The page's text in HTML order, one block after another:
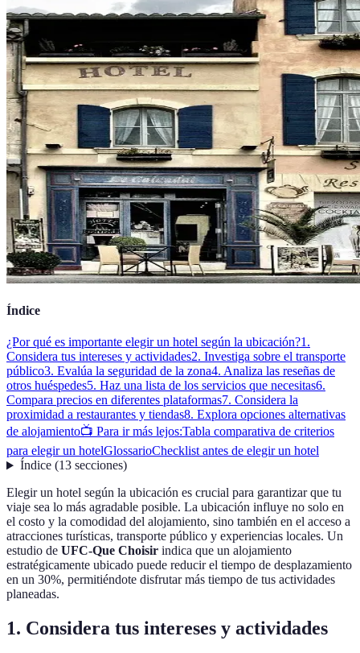
Índice
¿Por qué es importante elegir un hotel según la ubicación?1.
Considera tus intereses y actividades2. Investiga sobre el transporte
público3. Evalúa la seguridad de la zona4. Analiza las reseñas de
otros huéspedes5. Haz una lista de los servicios que necesitas6.
Compara precios en diferentes plataformas7. Considera la
proximidad a restaurantes y tiendas8. Explora opciones alternativas
de alojamiento📺 Para ir más lejos:Tabla comparativa de criterios
para elegir un hotelGlossarioChecklist antes de elegir un hotel
Índice(13 secciones)
Elegir un hotel según la ubicación es crucial para garantizar que tu
viaje sea lo más agradable posible. La ubicación influye no solo en
el costo y la comodidad del alojamiento, sino también en el acceso a
atracciones turísticas, transporte público y experiencias locales. Un
estudio de UFC-Que Choisir indica que un alojamiento
estratégicamente ubicado puede reducir el tiempo de desplazamiento
en un 30%, permitiéndote disfrutar más tiempo de tus actividades
planeadas.
1. Considera tus intereses y actividades